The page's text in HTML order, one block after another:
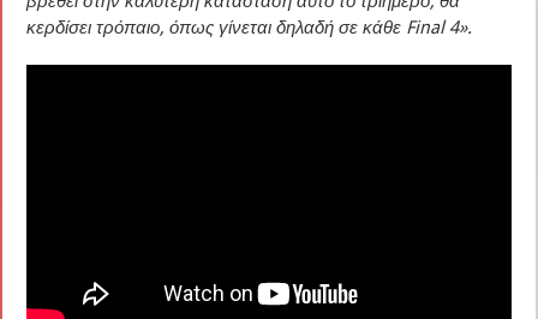
κερδίσει τρόπαιο, όπως γίνεται δηλαδή σε κάθε Final 4».